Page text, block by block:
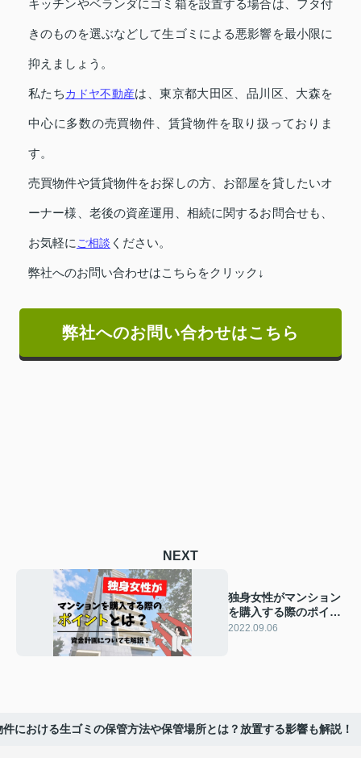
キッチンやベランダにゴミ箱を設置する場合は、フタ付
きのものを選ぶなどして生ゴミによる悪影響を最小限に
抑えましょう。
私たちカドヤ不動産は、東京都大田区、品川区、大森を
中心に多数の売買物件、賃貸物件を取り扱っておりま
す。
売買物件や賃貸物件をお探しの方、お部屋を貸したいオ
ーナー様、老後の資産運用、相続に関するお問合せも、
お気軽にご相談 ください。
弊社へのお問い合わせはこちらをクリック↓
弊社へのお問い合わせはこちら
NEXT
独身女性がマンション
を購入する際のポイン
トとは？資金計画につ
2022.09.06
件における生ゴミの保管方法や保管場所とは？放置する影響も解説！